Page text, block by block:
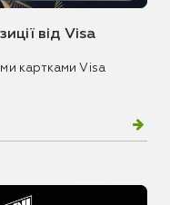
від Visa
картками Visa